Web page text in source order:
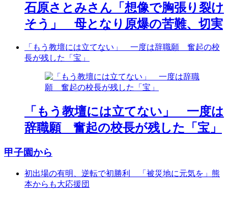
石原さとみさん「想像で胸張り裂け
そう」 母となり原爆の苦難、切実
「もう教壇には立てない」 一度は辞職願 奮起の校
長が残した「宝」
「もう教壇には立てない」 一度は
辞職願 奮起の校長が残した「宝」
甲子園から
初出場の有明、逆転で初勝利 「被災地に元気を」熊
本からも大応援団